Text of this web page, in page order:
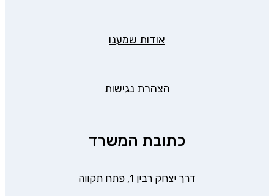
אודות שמענו
הצהרת נגישות
כתובת המשרד
דרך יצחק רבין 1, פתח תקווה